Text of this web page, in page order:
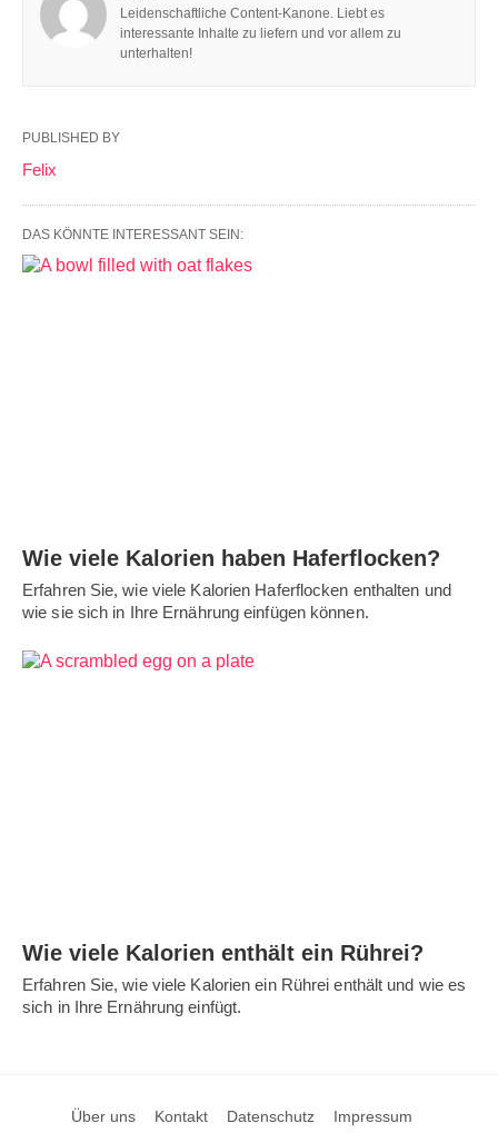
Leidenschaftliche Content-Kanone. Liebt es
interessante Inhalte zu liefern und vor allem zu
unterhalten!
PUBLISHED BY
Felix
DAS KÖNNTE INTERESSANT SEIN:
Wie viele Kalorien haben Haferflocken?
Erfahren Sie, wie viele Kalorien Haferflocken enthalten und
wie sie sich in Ihre Ernährung einfügen können.
Wie viele Kalorien enthält ein Rührei?
Erfahren Sie, wie viele Kalorien ein Rührei enthält und wie es
sich in Ihre Ernährung einfügt.
Über uns Kontakt Datenschutz Impressum